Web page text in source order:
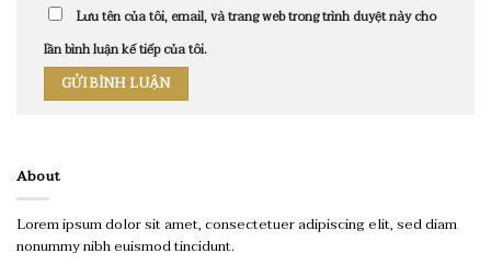
Lưu tên của tôi, email, và trang web trong trình duyệt này cho
lần bình luận kế tiếp của tôi.
About
Lorem ipsum dolor sit amet, consectetuer adipiscing elit, sed diam
nonummy nibh euismod tincidunt.